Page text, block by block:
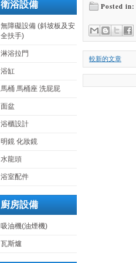
衛浴設備
無障礙設備 (斜坡板及安
全扶手)
淋浴拉門
浴缸
馬桶 馬桶座 洗屁屁
面盆
浴櫃設計
明鏡 化妝鏡
水龍頭
浴室配件
廚房設備
吸油機(油煙機)
瓦斯爐
Posted in:
較新的文章